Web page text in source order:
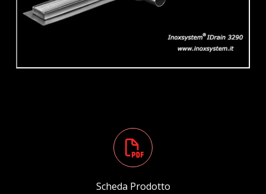
Scheda Prodotto